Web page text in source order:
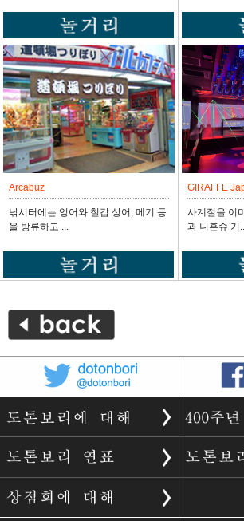
Arcabuz
낚시터에는 잉어와 철갑 상어, 메기 등
을 방류하고 ...
GIRAFFE
사계절을 이
과 니혼슈 기